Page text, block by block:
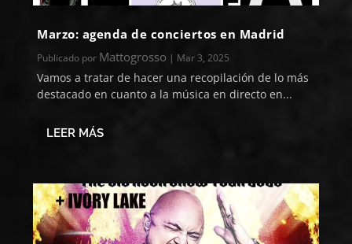
Marzo: agenda de conciertos en Madrid
Publicado por Mattogrosso | Mar 3, 2025
Vamos a tratar de hacer una recopilación de lo más
destacado en cuanto a la música en directo en...
LEER MÁS